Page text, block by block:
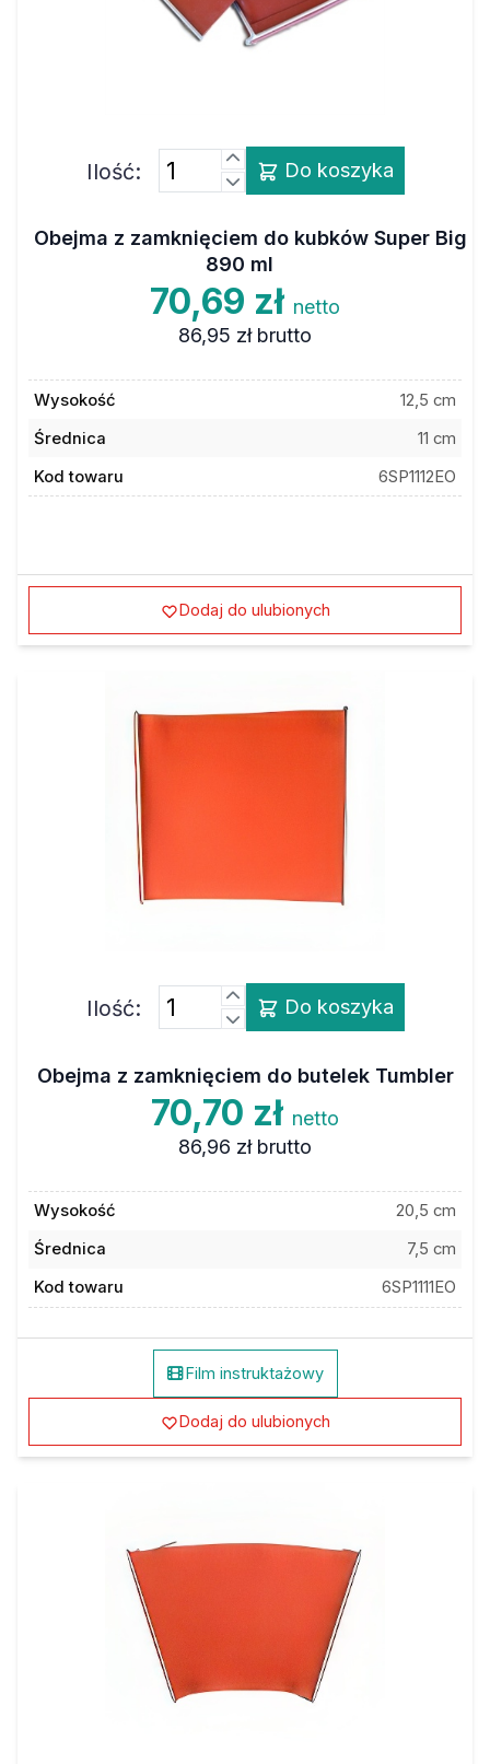
Ilość: Do koszyka
Obejma z zamknięciem do kubków Super Big
890 ml
70,69 zł netto
86,95 zł brutto
Wysokość
12,5 cm
Średnica
11 cm
Kod towaru
6SP1112EO
Dodaj do ulubionych
Ilość: Do koszyka
Obejma z zamknięciem do butelek Tumbler
70,70 zł netto
86,96 zł brutto
Wysokość
20,5 cm
Średnica
7,5 cm
Kod towaru
6SP1111EO
Film instruktażowy
Dodaj do ulubionych